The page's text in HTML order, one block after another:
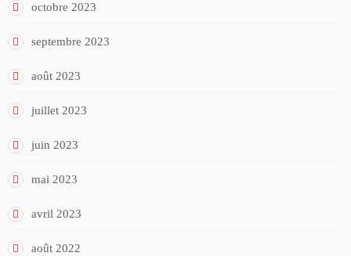
octobre 2023
septembre 2023
août 2023
juillet 2023
juin 2023
mai 2023
avril 2023
août 2022